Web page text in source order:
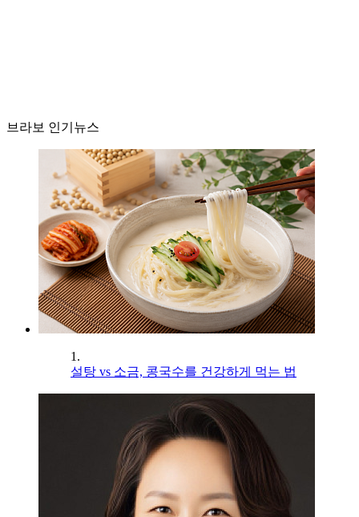
브라보 인기뉴스
1.
설탕 vs 소금, 콩국수를 건강하게 먹는 법